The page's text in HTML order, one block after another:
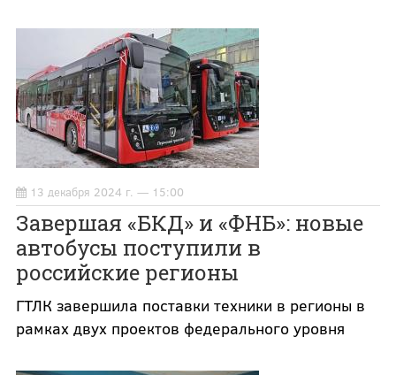
13 декабря 2024 г. — 15:00
Завершая «БКД» и «ФНБ»: новые
автобусы поступили в
российские регионы
ГТЛК завершила поставки техники в регионы в
рамках двух проектов федерального уровня